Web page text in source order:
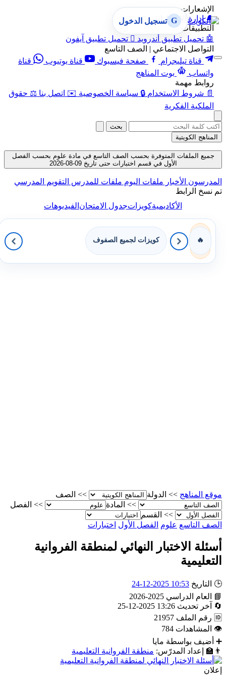
الإشعارات
🔔 إدارة الإشعارات
التطبيقات
🤖 تحميل تطبيق أندرويد  تحميل تطبيق آيفون
التواصل الاجتماعي | الصف التاسع
قناة تيليجرام
صفحة فيسبوك قناة يوتيوب
قناة
واتساب
بوت المناهج
روابط مهمة
📄 شروط الاستخدام 🔒 سياسة الخصوصية ✉️ اتصل بنا ⚖️ حقوق
الملكية الفكرية
G تسجيل الدخول
بحث
المناهج الكويتية
جميع الملفات المتوفرة بحسب الصف التاسع في مادة علوم بحسب الفصل
الأول في قسم اختبارات حتى تاريخ 09-08-2026
المدرسون الأخبار ملفات اليوم ملفات للمدرس التقويم المدرسي
تم نسخ الرابط
الأكاديميةكويزاتجدول الامتحانالفيديوهات
🔥 كويزات لجميع الصفوف
موقع المناهج >> الدولة >>
الصف
>>
المادة >>
الفصل
>>
القسم
الصف التاسع علوم الفصل الأول اختبارات
أسئلة الاختبار النهائي لمنطقة الفروانية
التعليمية
🕒 التاريخ 10:53 2025-12-24
📘
العام الدراسي 2025-2026
🔄
آخر تحديث 13:26 2025-12-25
🆔 رقم الملف 21957
👁
المشاهدات 784
➕
أضيف بواسطة مايا
👨‍🏫
إعداد المدرّس: منطقة الفروانية التعليمية
إعلان